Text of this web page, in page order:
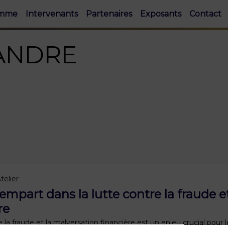
Intervenants Partenaires Exposants Contact
dans la lutte contre la fraude
fraude et la malversation financière est un enjeu crucial pour